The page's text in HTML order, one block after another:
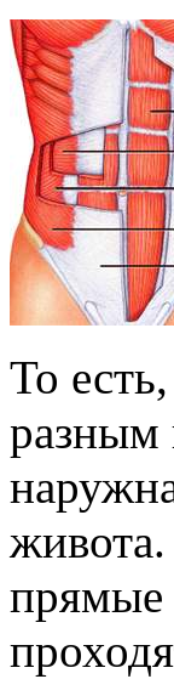
То
разным